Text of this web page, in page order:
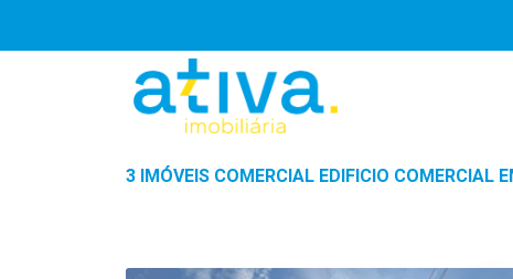
3 IMÓVEIS COMERCIAL EDIFICIO COMERCIAL